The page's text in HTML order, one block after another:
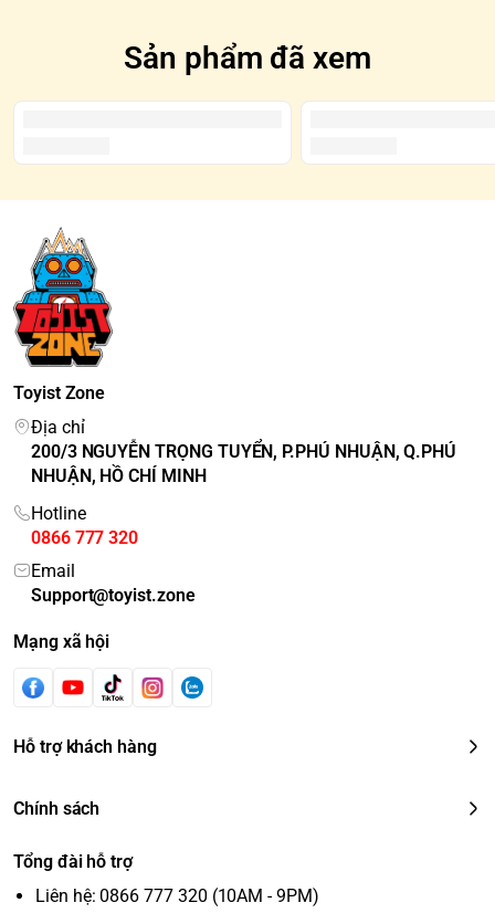
Sản phẩm đã xem
Toyist Zone
Địa chỉ
200/3 NGUYỄN TRỌNG TUYỂN, P.PHÚ NHUẬN, Q.PHÚ
NHUẬN, HỒ CHÍ MINH
Hotline
0866 777 320
Email
Support@toyist.zone
Mạng xã hội
Hỗ trợ khách hàng
Chính sách
Tổng đài hỗ trợ
Liên hệ: 0866 777 320 (10AM - 9PM)